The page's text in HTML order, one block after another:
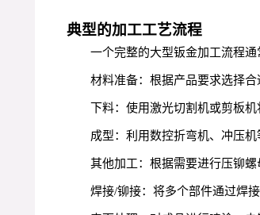
典型的加工工艺流程
一个完整的大型钣金加工流程通
材料准备：根据产品要求选择
下料：使用激光切割机或剪板机
成型：利用数控折弯机、冲压
其他加工：根据需要进行压铆螺
焊接/铆接：将多个部件通过焊